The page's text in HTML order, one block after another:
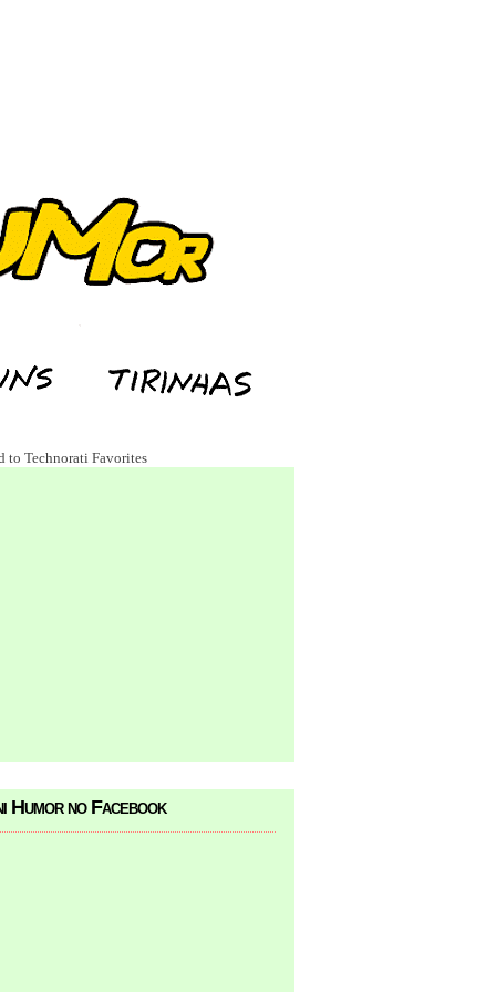
Humor no Facebook